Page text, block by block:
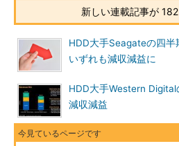
新しい連載記事が
HDD大手Seagateの四
いずれも減収減益に
HDD大手Western
減収減益